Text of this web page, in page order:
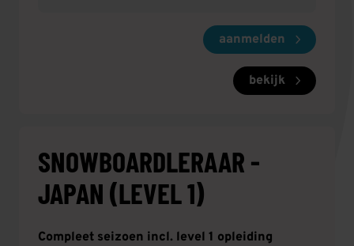
aanmelden
bekijk
SNOWBOARDLERAAR -
JAPAN (LEVEL 1)
Compleet seizoen incl. level 1 opleiding